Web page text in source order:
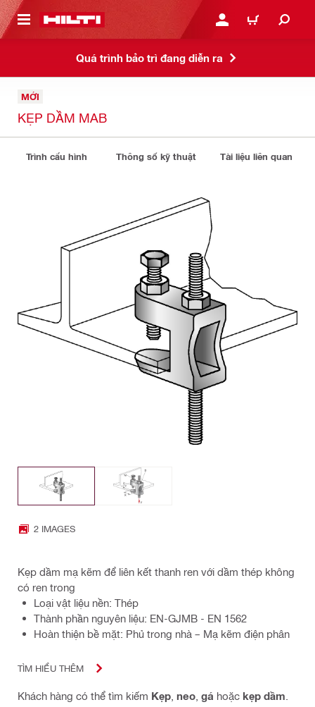
NỘI DUNG CHÍNH ĐĂNG NHẬP HOẶC
GIỎ HÀNG
Quá trình bảo trì đang diễn ra
MỚI
KẸP DẦM MAB
Trình cấu hình Thông số kỹ thuật Tài liệu liên quan
2 IMAGES
Kẹp dầm mạ kẽm để liên kết thanh ren với dầm thép không
có ren trong
Loại vật liệu nền: Thép
Thành phần nguyên liệu: EN-GJMB - EN 1562
Hoàn thiện bề mặt: Phủ trong nhà – Mạ kẽm điện phân
TÌM HIỂU THÊM
Khách hàng có thể tìm kiếm Kẹp neo gá hoặc kẹp dầm